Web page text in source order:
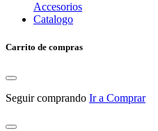
Accesorios
Catalogo
Carrito de compras
Seguir comprando Ir a Comprar